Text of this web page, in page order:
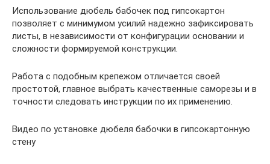
Использование дюбель бабочек под гипсокартон
позволяет с минимумом усилий надежно зафиксировать
листы, в независимости от конфигурации основании и
сложности формируемой конструкции.
Работа с подобным крепежом отличается своей
простотой, главное выбрать качественные саморезы и в
точности следовать инструкции по их применению.
Видео по установке дюбеля бабочки в гипсокартонную
стену